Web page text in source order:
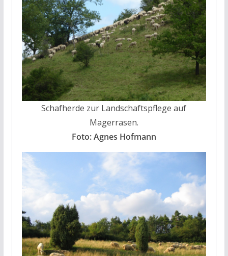
Schafherde zur Landschaftspflege auf
Magerrasen.
Foto: Agnes Hofmann